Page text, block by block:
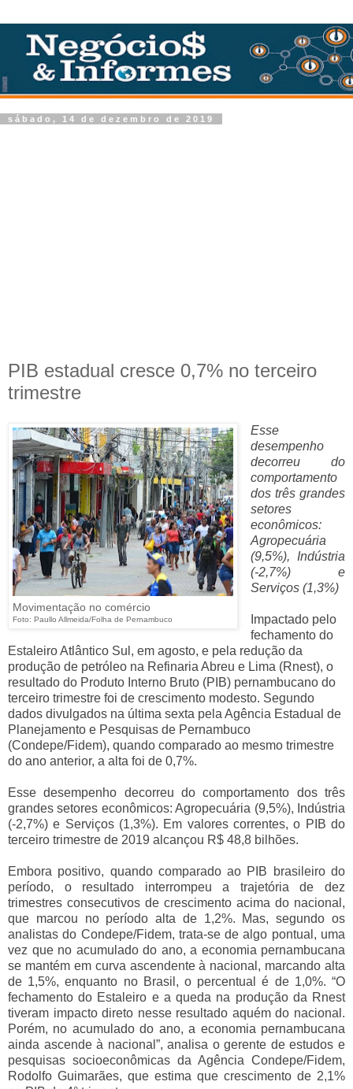
sábado, 14 de dezembro de 2019
PIB estadual cresce 0,7% no terceiro
trimestre
Movimentação no comércio
Foto: Paullo Allmeida/Folha de Pernambuco
Esse
desempenho
decorreu do
comportamento
dos três grandes
setores
econômicos:
Agropecuária
(9,5%), Indústria
(-2,7%) e
Serviços (1,3%)
Impactado pelo
fechamento do
Estaleiro Atlântico Sul, em agosto, e pela redução da
produção de petróleo na Refinaria Abreu e Lima (Rnest), o
resultado do Produto Interno Bruto (PIB) pernambucano do
terceiro trimestre foi de crescimento modesto. Segundo
dados divulgados na última sexta pela Agência Estadual de
Planejamento e Pesquisas de Pernambuco
(Condepe/Fidem), quando comparado ao mesmo trimestre
do ano anterior, a alta foi de 0,7%.
Esse desempenho decorreu do comportamento dos três
grandes setores econômicos: Agropecuária (9,5%), Indústria
(-2,7%) e Serviços (1,3%). Em valores correntes, o PIB do
terceiro trimestre de 2019 alcançou R$ 48,8 bilhões.
Embora positivo, quando comparado ao PIB brasileiro do
período, o resultado interrompeu a trajetória de dez
trimestres consecutivos de crescimento acima do nacional,
que marcou no período alta de 1,2%. Mas, segundo os
analistas do Condepe/Fidem, trata-se de algo pontual, uma
vez que no acumulado do ano, a economia pernambucana
se mantém em curva ascendente à nacional, marcando alta
de 1,5%, enquanto no Brasil, o percentual é de 1,0%. “O
fechamento do Estaleiro e a queda na produção da Rnest
tiveram impacto direto nesse resultado aquém do nacional.
Porém, no acumulado do ano, a economia pernambucana
ainda ascende à nacional”, analisa o gerente de estudos e
pesquisas socioeconômicas da Agência Condepe/Fidem,
Rodolfo Guimarães, que estima que crescimento de 2,1%